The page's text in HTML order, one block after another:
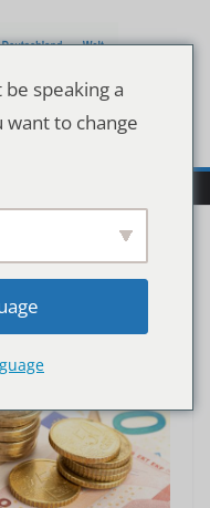
speaking a
want to change